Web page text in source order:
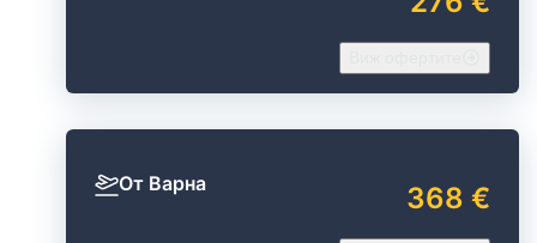
От Варна 368 €